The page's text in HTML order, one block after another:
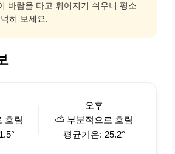
바람을 타고 휘어지기 쉬우니 평소
히 보세요.
흐림
오후
⛅ 부분적으로 흐림
평균기온: 25.2°